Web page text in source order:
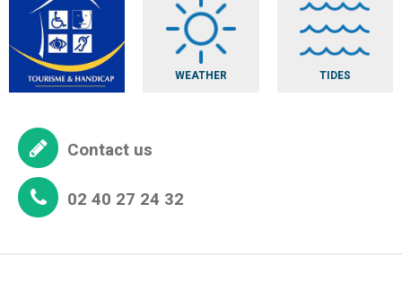
WEATHER TIDES
Contact us
02 40 27 24 32